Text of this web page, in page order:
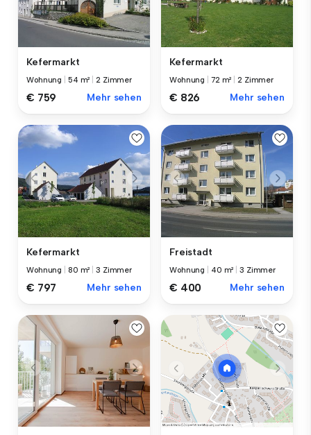
Kefermarkt
Wohnung 54 m² |2 Zimmer
€ 759 Mehr sehen
Kefermarkt
Wohnung 72 m² |2 Zimmer
€ 826 Mehr sehen
Kefermarkt
Wohnung 80 m² |3 Zimmer
€ 797 Mehr sehen
Freistadt
Wohnung 40 m² |3 Zimmer
€ 400 Mehr sehen